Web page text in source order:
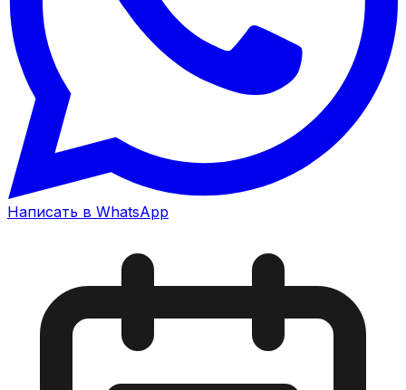
Написать в WhatsApp